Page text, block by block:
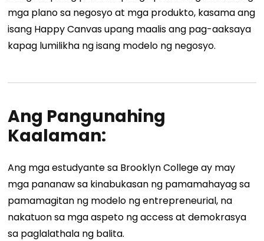
mga plano sa negosyo at mga produkto, kasama ang
isang Happy Canvas upang maalis ang pag-aaksaya
kapag lumilikha ng isang modelo ng negosyo.
Ang Pangunahing
Kaalaman:
Ang mga estudyante sa Brooklyn College ay may
mga pananaw sa kinabukasan ng pamamahayag sa
pamamagitan ng modelo ng entrepreneurial, na
nakatuon sa mga aspeto ng access at demokrasya
sa paglalathala ng balita.